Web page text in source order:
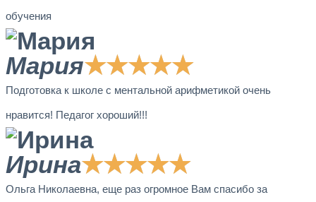
обучения
Мария★★★★★
Подготовка к школе с ментальной арифметикой очень
нравится! Педагог хороший!!!
Ирина★★★★★
Ольга Николаевна, еще раз огромное Вам спасибо за